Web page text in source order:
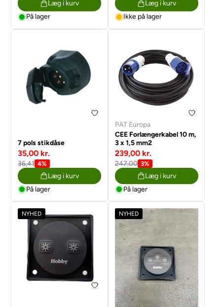
Læg i kurv
På lager
Læg i kurv
Ikke på lager
7 pols stikdåse
35,00 kr.
36,41 4%
Læg i kurv
På lager
PAT Europa
CEE Forlængerkabel 10 m,
3 x 1,5 mm2
239,00 kr.
247,00 3%
Læg i kurv
På lager
NYHED NYHED